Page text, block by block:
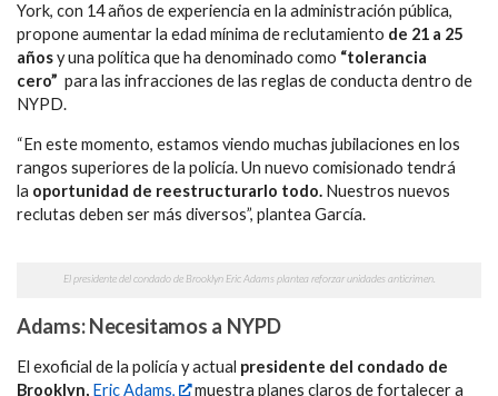
York, con 14 años de experiencia en la administración pública,
propone aumentar la edad mínima de reclutamiento de 21 a 25
añosy una política que ha denominado como “tolerancia
cero” para las infracciones de las reglas de conducta dentro de
NYPD.
“En este momento, estamos viendo muchas jubilaciones en los
rangos superiores de la policía. Un nuevo comisionado tendrá
la oportunidad de reestructurarlo todo. Nuestros nuevos
reclutas deben ser más diversos”, plantea García.
El presidente del condado de Brooklyn Eric Adams plantea reforzar unidades anticrimen.
Adams: Necesitamos a NYPD
El exoficial de la policía y actual presidente del condado de
Brooklyn, Eric Adams,
muestra planes claros de fortalecer a